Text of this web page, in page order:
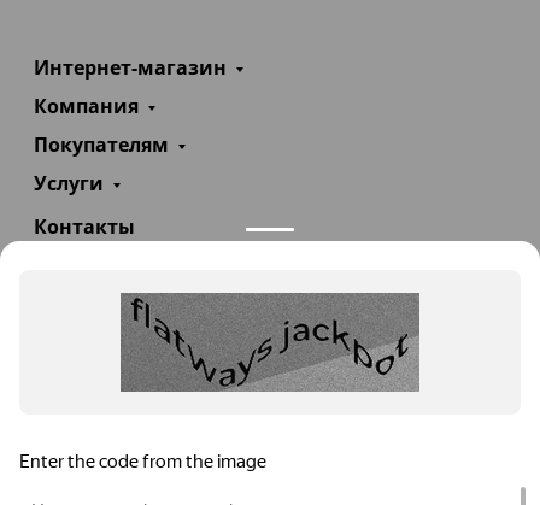
Интернет-магазин
Компания
Покупателям
Услуги
Контакты
info@teploexpert.com
Пн—Сб 09:00 – 18:00
TeploExpert.com © 2008 - 2026 Оборудование для